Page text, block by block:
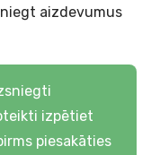
aizdevumus
izpētiet
piesakāties